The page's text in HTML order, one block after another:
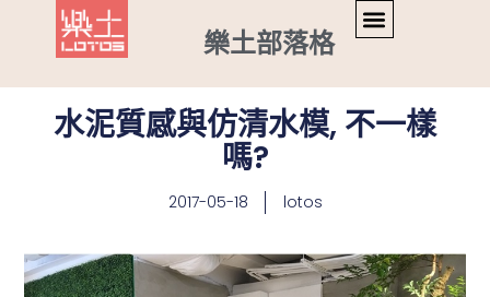
樂土部落格
水泥質感與仿清水模, 不一樣
嗎?
2017-05-18 lotos